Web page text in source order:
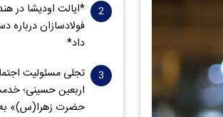
*ایالت اودیشا در
فولادسازان
داد*
تجلی مسئولیت
اربعین حسینی؛
حضرت زهرا(س)» به